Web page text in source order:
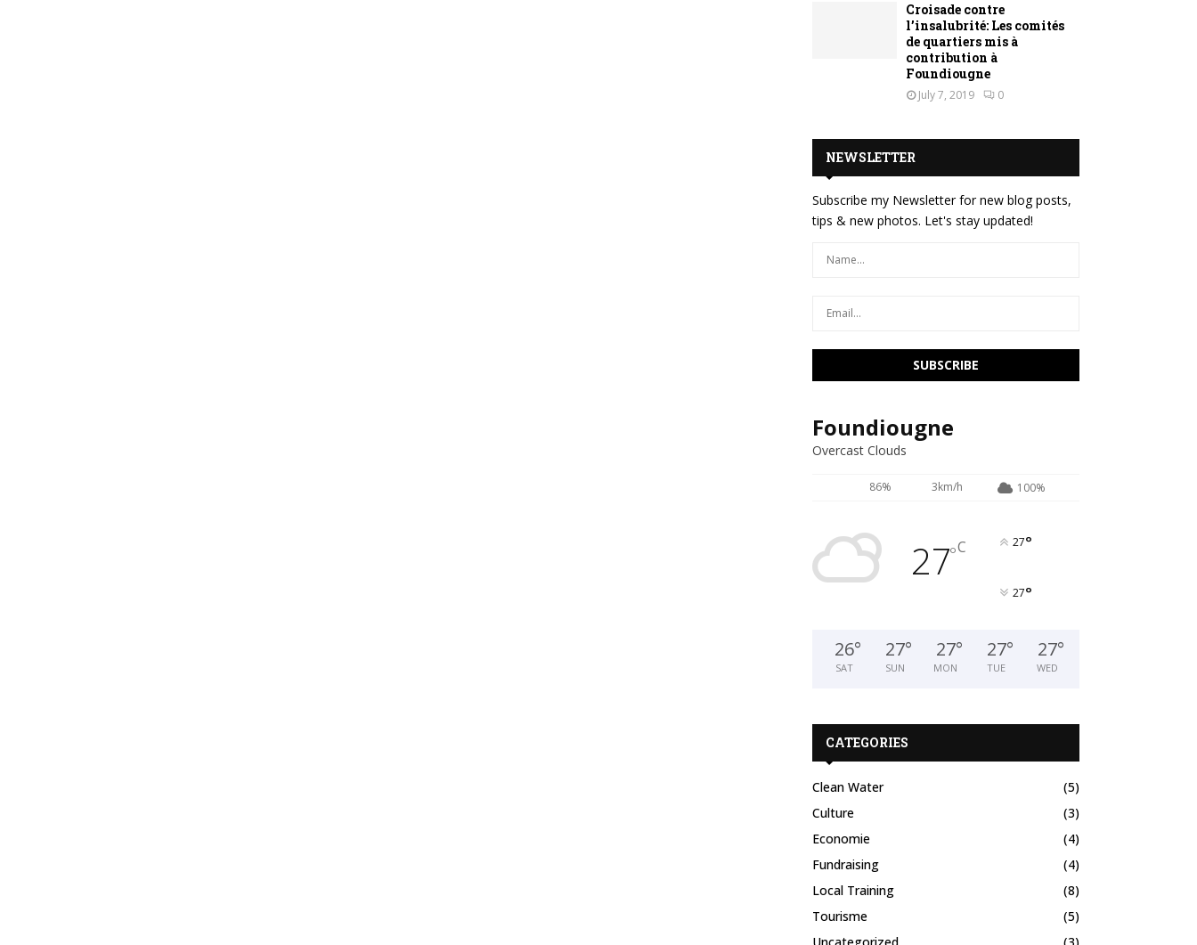
Croisade contre
l’insalubrité: Les comités
de quartiers mis à
contribution à
Foundiougne
July 7, 2019 0
NEWSLETTER
Subscribe my Newsletter for new blog posts,
tips & new photos. Let's stay updated!
Foundiougne
Overcast Clouds
86% 3km/h 100%
27°C 27°
27°
26°
SAT
27°
SUN
27°
MON
27°
TUE
27°
WED
CATEGORIES
Clean Water
(5)
Culture
(3)
Economie
(4)
Fundraising
(4)
Local Training
(8)
Tourisme
(5)